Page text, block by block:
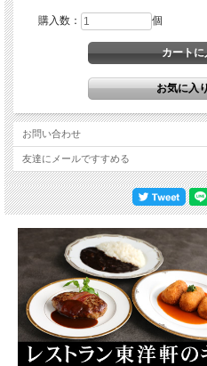
松阪牛を贅沢に使ったミートボール。
ひと口食べた瞬間、やわらかな肉の旨みが
東洋軒秘伝のケチャップソースできめ細
ふんわりとした食感で、噛むほどに松阪
温めるだけで本格的な味を楽しめる、贅
購入数： 個
お問い合わせ
友達にメールですすめる